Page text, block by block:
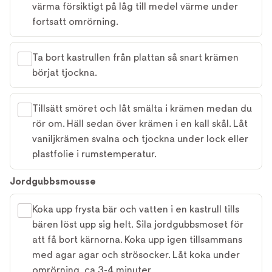
värma försiktigt på låg till medel värme under
fortsatt omrörning.
Ta bort kastrullen från plattan så snart krämen
börjat tjockna.
Tillsätt smöret och låt smälta i krämen medan du
rör om. Häll sedan över krämen i en kall skål. Låt
vaniljkrämen svalna och tjockna under lock eller
plastfolie i rumstemperatur.
Jordgubbsmousse
Koka upp frysta bär och vatten i en kastrull tills
bären löst upp sig helt. Sila jordgubbsmoset för
att få bort kärnorna. Koka upp igen tillsammans
med agar agar och strösocker. Låt koka under